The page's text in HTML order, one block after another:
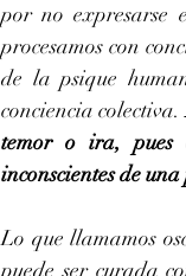
por no expresarse
procesamos con
de la psique
conciencia colectiva.
temor o ira, pues
inconscientes de
Lo que llamamos
puede ser curada